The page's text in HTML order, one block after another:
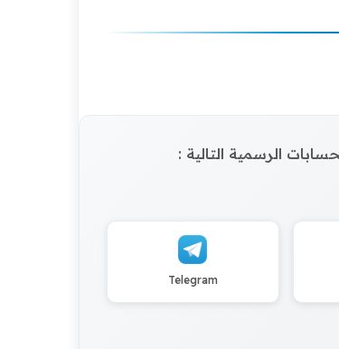
الرسمية التالية :
Telegram